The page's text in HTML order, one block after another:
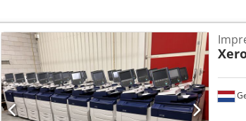
ALIMENTACIÓN OCE B1 MÓDULO DE
B2 DETALLES TÉCNICOS Dimensiones Pal
A: 113 cm, A: 72 cm, L: 56 cm Dimensiones Pal
1051238: A: 192 cm, A: 74 cm, L: 119 cm Dsdpezkhl
contador según información del anterior
impresión en blanco y negro A4: 458.756 Lectura
A4: 939.266 Lectura del contador, impresión en
doble cara en blanco y negro A3: 5.677